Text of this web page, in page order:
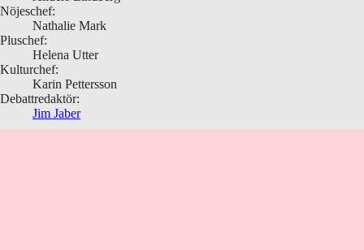
Nöjeschef:
Nathalie Mark
Pluschef:
Helena Utter
Kulturchef:
Karin Pettersson
Debattredaktör:
Jim Jaber